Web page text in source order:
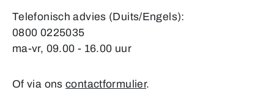
Telefonisch advies (Duits/Engels):
0800 0225035
ma-vr, 09.00 - 16.00 uur
Of via onscontactformulier.